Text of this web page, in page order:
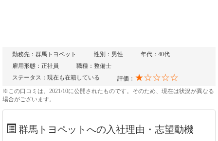
勤務先：群馬トヨペット 性別：男性
年代：40代
雇用形態：正社員
職種：整備士
ステータス：現在も在籍している
評価： ★☆☆☆☆
※この口コミは、2021/10に公開されたものです。そのため、現在は状況が異なる
場合がございます。
群馬トヨペットへの入社理由・志望動機